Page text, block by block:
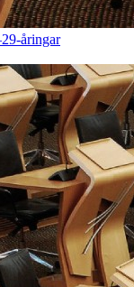
åringar